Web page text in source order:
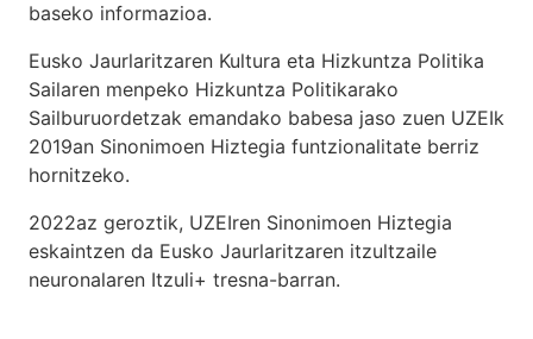
baseko informazioa.
Eusko Jaurlaritzaren Kultura eta Hizkuntza Politika
Sailaren menpeko Hizkuntza Politikarako
Sailburuordetzak emandako babesa jaso zuen UZEIk
2019an Sinonimoen Hiztegia funtzionalitate berriz
hornitzeko.
2022az geroztik, UZEIren Sinonimoen Hiztegia
eskaintzen da Eusko Jaurlaritzaren itzultzaile
neuronalaren Itzuli+ tresna-barran.